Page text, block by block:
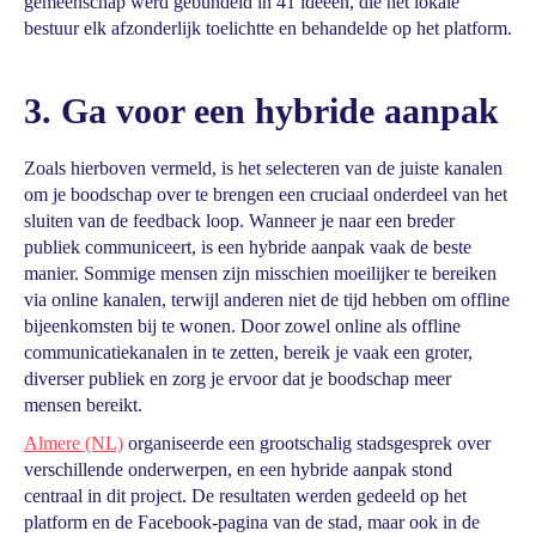
bestuur elk afzonderlijk toelichtte en behandelde op het platform.
3. Ga voor een hybride aanpak
Zoals hierboven vermeld, is het selecteren van de juiste kanalen
om je boodschap over te brengen een cruciaal onderdeel van het
sluiten van de feedback loop. Wanneer je naar een breder
publiek communiceert, is een hybride aanpak vaak de beste
manier. Sommige mensen zijn misschien moeilijker te bereiken
via online kanalen, terwijl anderen niet de tijd hebben om offline
bijeenkomsten bij te wonen. Door zowel online als offline
communicatiekanalen in te zetten, bereik je vaak een groter,
diverser publiek en zorg je ervoor dat je boodschap meer
mensen bereikt.
Almere (NL) organiseerde een grootschalig stadsgesprek over
verschillende onderwerpen, en een hybride aanpak stond
centraal in dit project. De resultaten werden gedeeld op het
platform en de Facebook-pagina van de stad, maar ook in de